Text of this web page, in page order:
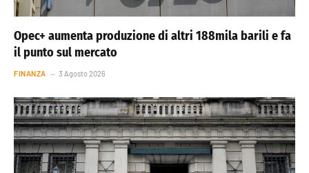
Opec+ aumenta produzione di altri 188mila barili e fa
il punto sul mercato
FINANZA 3 Agosto 2026